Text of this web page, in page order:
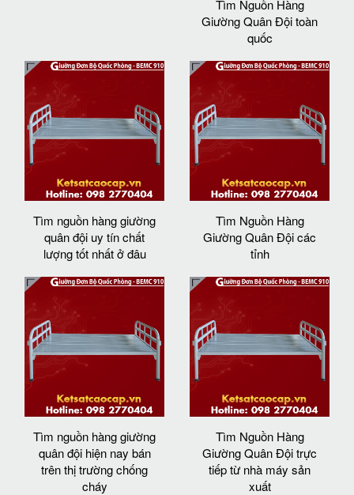
Tìm Nguồn Hàng
Giường Quân Đội toàn
quốc
Tìm nguồn hàng giường
quân đội uy tín chất
lượng tốt nhất ở đâu
Tìm Nguồn Hàng
Giường Quân Đội các
tỉnh
Tìm nguồn hàng giường
quân đội hiện nay bán
trên thị trường chống
cháy
Tìm Nguồn Hàng
Giường Quân Đội trực
tiếp từ nhà máy sản
xuất